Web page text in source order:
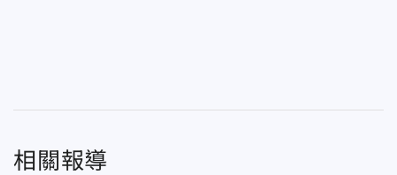
相關報導